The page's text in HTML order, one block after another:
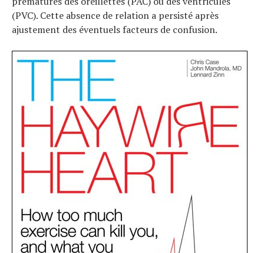
(PVC). Cette absence de relation a persisté après
ajustement des éventuels facteurs de confusion.